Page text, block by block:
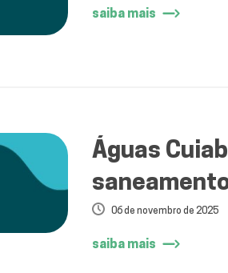
saiba mais
Águas
06 de novembro de 2025
saiba mais